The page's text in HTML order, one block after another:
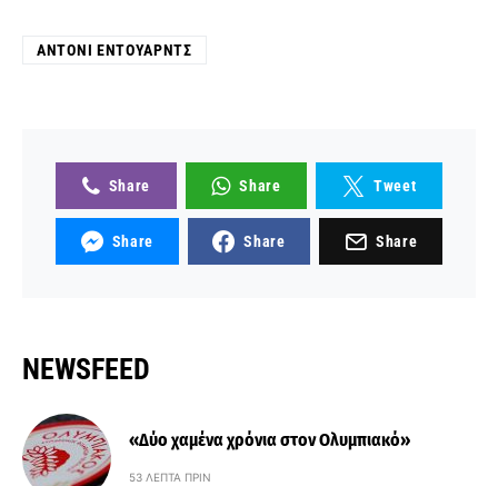
ΆΝΤΟΝΙ ΈΝΤΟΥΑΡΝΤΣ
Share Share Tweet
Share Share Share
NEWSFEED
«Δύο χαμένα χρόνια στον Ολυμπιακό»
53 ΛΕΠΤΆ ΠΡΙΝ